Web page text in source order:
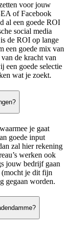
voor jouw
of Facebook
al een goede ROI
social media
de ROI op lange
een goede mix van
de kracht van
een goede selectie
wat je zoekt.
je gaat
goede input
zal hier rekening
werken ook
jouw bedrijf gaan
je dit fijn
gegaan worden.